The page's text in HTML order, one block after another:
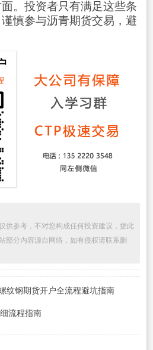
。投资者只有满足这些条
慎参与沥青期货交易，避
供参考，不对您构成任何投资建议，据此
部分内容源自网络，如有侵权请联系删
纹钢期货开户全流程避坑指南
流程指南